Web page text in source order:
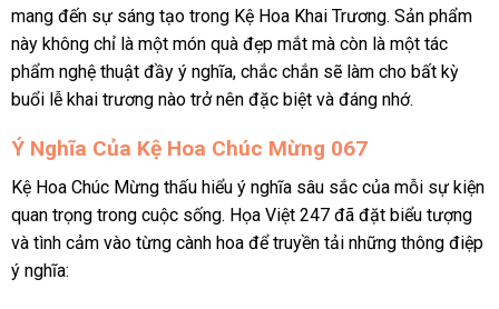
mang đến sự sáng tạo trong Kệ Hoa Khai Trương. Sản phẩm
này không chỉ là một món quà đẹp mắt mà còn là một tác
phẩm nghệ thuật đầy ý nghĩa, chắc chắn sẽ làm cho bất kỳ
buổi lễ khai trương nào trở nên đặc biệt và đáng nhớ.
Ý Nghĩa Của Kệ Hoa Chúc Mừng 067
Kệ Hoa Chúc Mừng thấu hiểu ý nghĩa sâu sắc của mỗi sự kiện
quan trọng trong cuộc sống. Họa Việt 247 đã đặt biểu tượng
và tình cảm vào từng cành hoa để truyền tải những thông điệp
ý nghĩa: